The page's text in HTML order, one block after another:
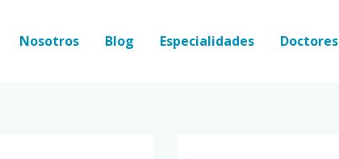
Nosotros Blog Especialidades Doctores